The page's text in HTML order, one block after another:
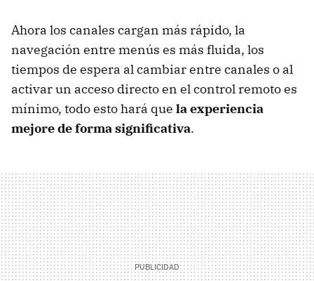
Ahora los canales cargan más rápido, la
navegación entre menús es más fluida, los
tiempos de espera al cambiar entre canales o al
activar un acceso directo en el control remoto es
mínimo, todo esto hará que la experiencia
mejore de forma significativa.